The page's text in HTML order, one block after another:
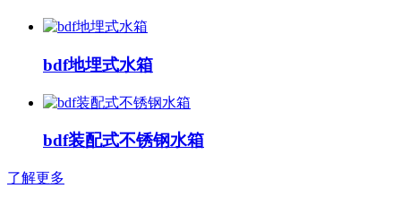
bdf地埋式水箱
bdf装配式不锈钢水箱
了解更多